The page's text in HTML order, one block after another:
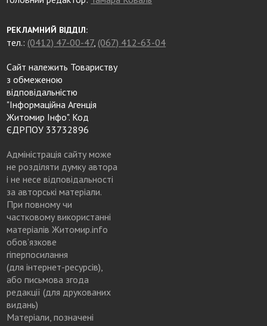
РЕКЛАМНИЙ ВІДДІЛ:
тел.: (0412) 47-00-47, (067) 412-63-04
Сайт належить Товариству
з обмеженою
відповідальністю
"Інформаційна Агенція
Житомир Інфо". Код
ЄДРПОУ 33732896
Адміністрація сайту може
не розділяти думку автора
і не несе відповідальності
за авторські матеріали.
При повному чи
частковому використанні
матеріалів Житомир.info
обов’язкове
гіперпосилання
(для інтернет-ресурсів),
або письмова згода
редакції (для друкованих
видань)
Матеріали, позначені